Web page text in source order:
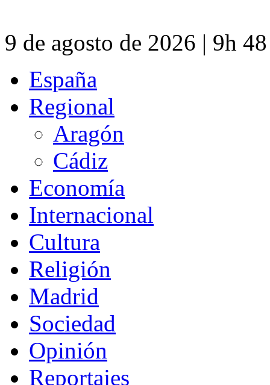
9 de agosto de 2026 | 9h
España
Regional
Aragón
Cádiz
Economía
Internacional
Cultura
Religión
Madrid
Sociedad
Opinión
Reportajes